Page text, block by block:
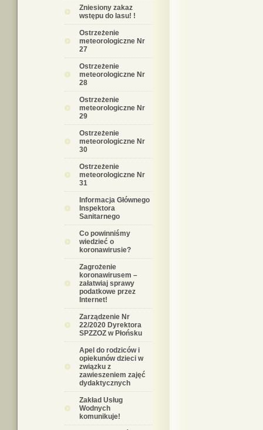
Zniesiony zakaz
wstępu do lasu! !
Ostrzeżenie
meteorologiczne Nr
27
Ostrzeżenie
meteorologiczne Nr
28
Ostrzeżenie
meteorologiczne Nr
29
Ostrzeżenie
meteorologiczne Nr
30
Ostrzeżenie
meteorologiczne Nr
31
Informacja Głównego
Inspektora
Sanitarnego
Co powinniśmy
wiedzieć o
koronawirusie?
Zagrożenie
koronawirusem –
załatwiaj sprawy
podatkowe przez
Internet!
Zarządzenie Nr
22/2020 Dyrektora
SPZZOZ w Płońsku
Apel do rodziców i
opiekunów dzieci w
związku z
zawieszeniem zajęć
dydaktycznych
Zakład Usług
Wodnych
komunikuje!